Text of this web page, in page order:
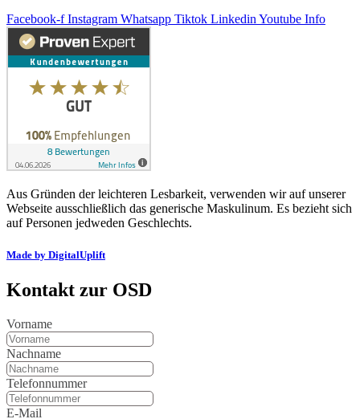
Facebook-f Instagram Whatsapp Tiktok LinkedinYoutube Info
Aus Gründen der leichteren Lesbarkeit, verwenden wir auf unserer
Webseite ausschließlich das generische Maskulinum. Es bezieht sich
auf Personen jedweden Geschlechts.
Made by DigitalUplift
Kontakt zur OSD
Vorname
Nachname
Telefonnummer
E-Mail